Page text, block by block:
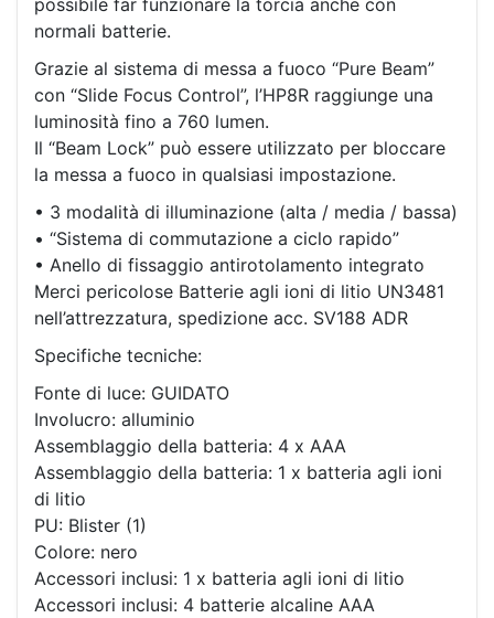
possibile far funzionare la torcia anche con
normali batterie.
Grazie al sistema di messa a fuoco “Pure Beam”
con “Slide Focus Control”, l’HP8R raggiunge una
luminosità fino a 760 lumen.
Il “Beam Lock” può essere utilizzato per bloccare
la messa a fuoco in qualsiasi impostazione.
• 3 modalità di illuminazione (alta / media / bassa)
• “Sistema di commutazione a ciclo rapido”
• Anello di fissaggio antirotolamento integrato
Merci pericolose Batterie agli ioni di litio UN3481
nell’attrezzatura, spedizione acc. SV188 ADR
Specifiche tecniche:
Fonte di luce: GUIDATO
Involucro: alluminio
Assemblaggio della batteria: 4 x AAA
Assemblaggio della batteria: 1 x batteria agli ioni
di litio
PU: Blister (1)
Colore: nero
Accessori inclusi: 1 x batteria agli ioni di litio
Accessori inclusi: 4 batterie alcaline AAA